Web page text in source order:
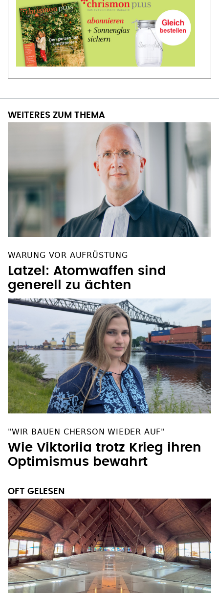
WEITERES ZUM THEMA
WARUNG VOR AUFRÜSTUNG
Latzel: Atomwaffen sind
generell zu ächten
"WIR BAUEN CHERSON WIEDER AUF"
Wie Viktoriia trotz Krieg ihren
Optimismus bewahrt
OFT GELESEN